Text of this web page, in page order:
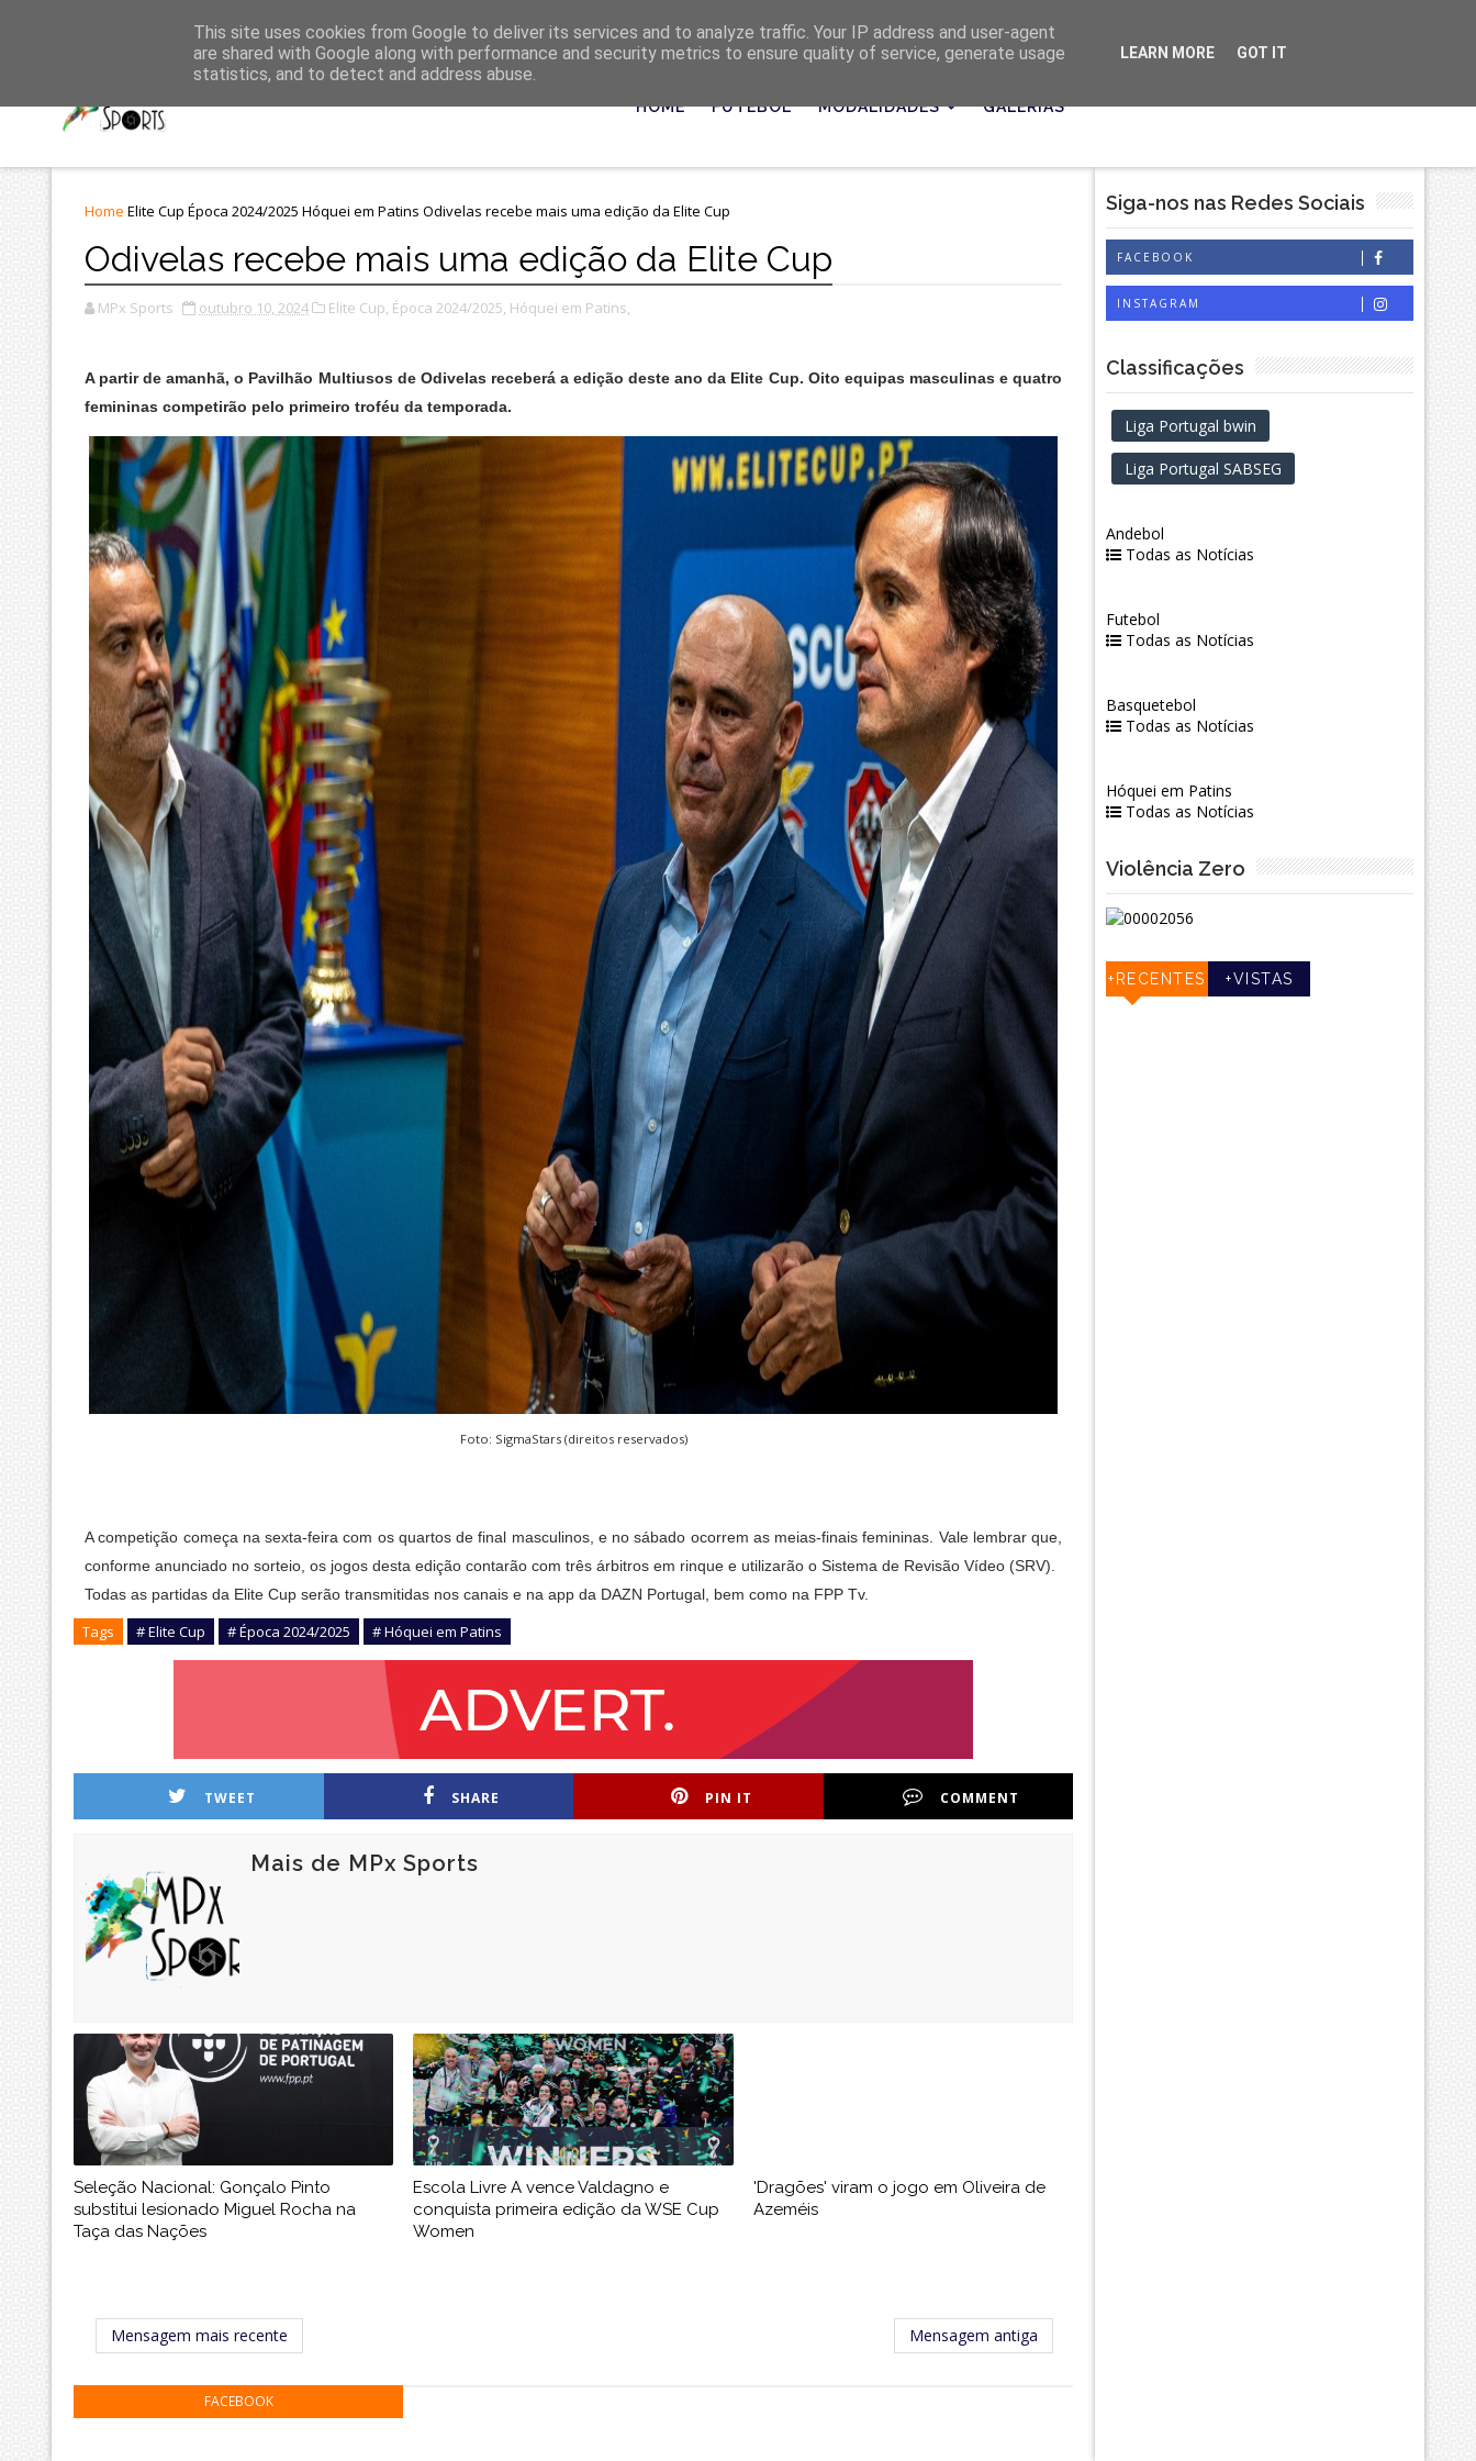
HOME FUTEBOL MODALIDADES GALERIAS
Home Elite Cup Época 2024/2025 Hóquei em Patins Odivelas recebe mais uma edição da Elite Cup
Odivelas recebe mais uma edição da Elite Cup
MPx Sports outubro 10, 2024 Elite Cup, Época 2024/2025, Hóquei em Patins,
A partir de amanhã, o Pavilhão Multiusos de Odivelas receberá a edição deste ano da Elite Cup. Oito equipas masculinas e quatro
femininas competirão pelo primeiro troféu da temporada.
Foto: SigmaStars (direitos reservados)
A competição começa na sexta-feira com os quartos de final masculinos, e no sábado ocorrem as meias-finais femininas. Vale lembrar que,
conforme anunciado no sorteio, os jogos desta edição contarão com três árbitros em rinque e utilizarão o Sistema de Revisão Vídeo (SRV).
Todas as partidas da Elite Cup serão transmitidas nos canais e na app da DAZN Portugal, bem como na FPP Tv.
Tags # Elite Cup # Época 2024/2025 # Hóquei em Patins
TWEET SHARE PIN IT COMMENT
Mais de MPx Sports
Seleção Nacional: Gonçalo Pinto
substitui lesionado Miguel Rocha na
Taça das Nações
Escola Livre A vence Valdagno e
conquista primeira edição da WSE Cup
Women
'Dragões' viram o jogo em Oliveira de
Azeméis
Mensagem mais recente Mensagem antiga
FACEBOOK
Siga-nos nas Redes Sociais
FACEBOOK
INSTAGRAM
Classificações
Liga Portugal bwin
Liga Portugal SABSEG
Andebol
Todas as Notícias
Futebol
Todas as Notícias
Basquetebol
Todas as Notícias
Hóquei em Patins
Todas as Notícias
Violência Zero
+RECENTES +VISTAS
This site uses cookies from Google to deliver its services and to analyze traffic. Your IP address and user-agent
are shared with Google along with performance and security metrics to ensure quality of service, generate usage
statistics, and to detect and address abuse.
LEARN MORE GOT IT